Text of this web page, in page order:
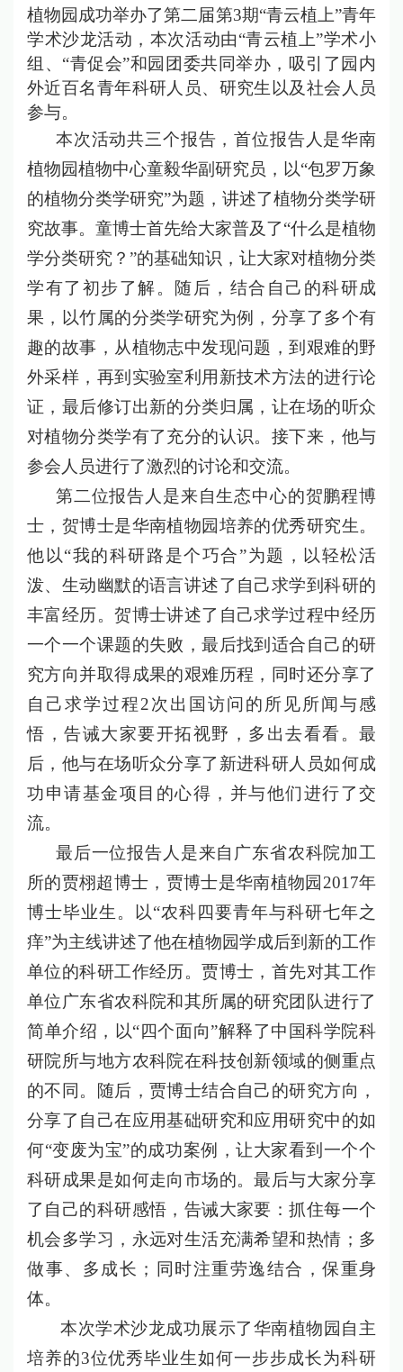
植物园成功举办了第二届第3期“青云植上”青年
学术沙龙活动，本次活动由“青云植上”学术小
组、“青促会”和园团委共同举办，吸引了园内
外近百名青年科研人员、研究生以及社会人员
参与。
本次活动共三个报告，首位报告人是华南
植物园植物中心童毅华副研究员，以“包罗万象
的植物分类学研究”为题，讲述了植物分类学研
究故事。童博士首先给大家普及了“什么是植物
学分类研究？”的基础知识，让大家对植物分类
学有了初步了解。随后，结合自己的科研成
果，以竹属的分类学研究为例，分享了多个有
趣的故事，从植物志中发现问题，到艰难的野
外采样，再到实验室利用新技术方法的进行论
证，最后修订出新的分类归属，让在场的听众
对植物分类学有了充分的认识。接下来，他与
参会人员进行了激烈的讨论和交流。
第二位报告人是来自生态中心的贺鹏程博
士，贺博士是华南植物园培养的优秀研究生。
他以“我的科研路是个巧合”为题，以轻松活
泼、生动幽默的语言讲述了自己求学到科研的
丰富经历。贺博士讲述了自己求学过程中经历
一个一个课题的失败，最后找到适合自己的研
究方向并取得成果的艰难历程，同时还分享了
自己求学过程2次出国访问的所见所闻与感
悟，告诫大家要开拓视野，多出去看看。最
后，他与在场听众分享了新进科研人员如何成
功申请基金项目的心得，并与他们进行了交
流。
最后一位报告人是来自广东省农科院加工
所的贾栩超博士，贾博士是华南植物园2017年
博士毕业生。以“农科四要青年与科研七年之
痒”为主线讲述了他在植物园学成后到新的工作
单位的科研工作经历。贾博士，首先对其工作
单位广东省农科院和其所属的研究团队进行了
简单介绍，以“四个面向”解释了中国科学院科
研院所与地方农科院在科技创新领域的侧重点
的不同。随后，贾博士结合自己的研究方向，
分享了自己在应用基础研究和应用研究中的如
何“变废为宝”的成功案例，让大家看到一个个
科研成果是如何走向市场的。最后与大家分享
了自己的科研感悟，告诫大家要：抓住每一个
机会多学习，永远对生活充满希望和热情；多
做事、多成长；同时注重劳逸结合，保重身
体。
本次学术沙龙成功展示了华南植物园自主
培养的3位优秀毕业生如何一步步成长为科研